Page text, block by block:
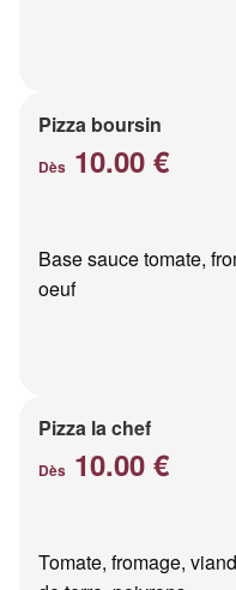
Pizza boursin
Dès 10.00 €
Base sauce tomate,
oeuf
Pizza la chef
Dès 10.00 €
Tomate, fromage,